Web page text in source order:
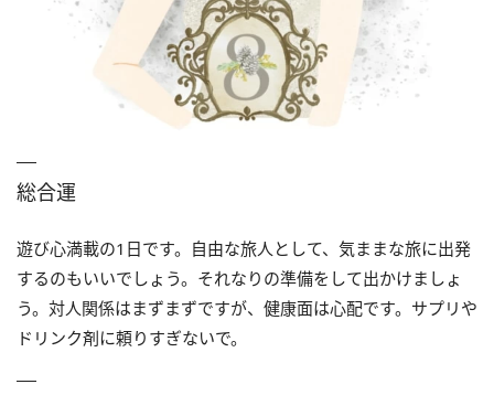
総合運
遊び心満載の1日です。自由な旅人として、気ままな旅に出発
するのもいいでしょう。それなりの準備をして出かけましょ
う。対人関係はまずまずですが、健康面は心配です。サプリや
ドリンク剤に頼りすぎないで。